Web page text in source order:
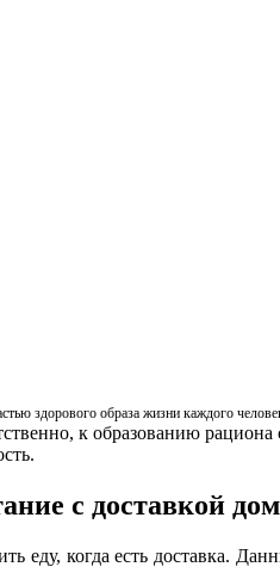
здорового образа жизни каждого
к образованию
с доставкой
еду, когда есть доставка.